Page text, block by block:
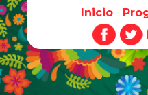
Pasar al contenido principal
Inicio